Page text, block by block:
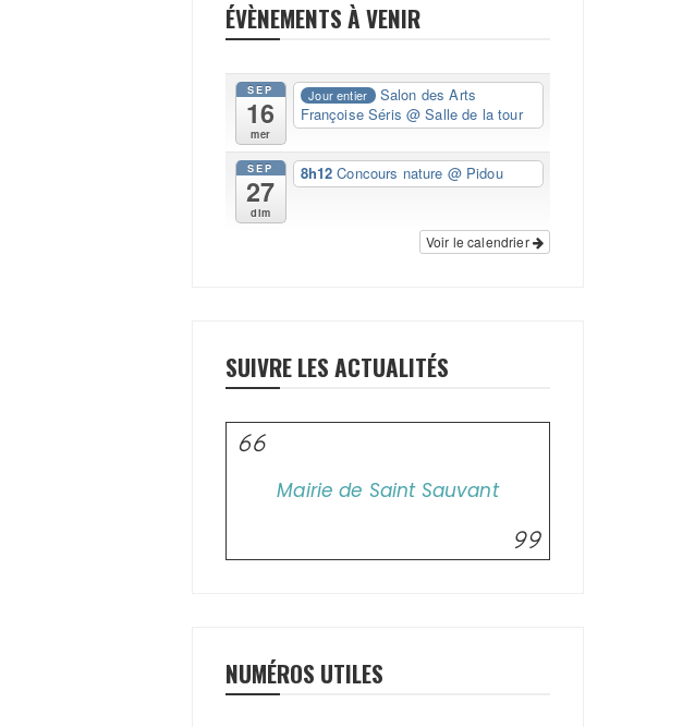
ÉVÈNEMENTS À VENIR
SEP
16
mer
Jour entier
Salon des Arts
Françoise Séris @ Salle de la tour
SEP
27
dim
8h12Concours nature @ Pidou
Voir le calendrier
SUIVRE LES ACTUALITÉS
Mairie de Saint Sauvant
NUMÉROS UTILES